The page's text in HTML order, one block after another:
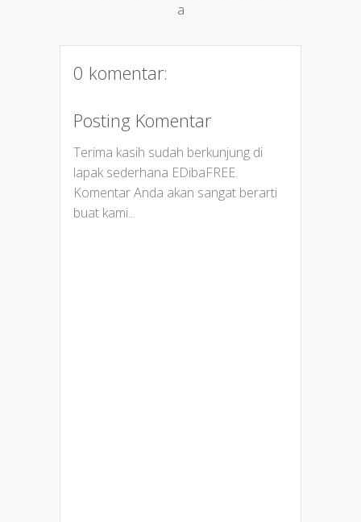
a
0 komentar:
Posting Komentar
Terima kasih sudah berkunjung di
lapak sederhana EDibaFREE.
Komentar Anda akan sangat berarti
buat kami...